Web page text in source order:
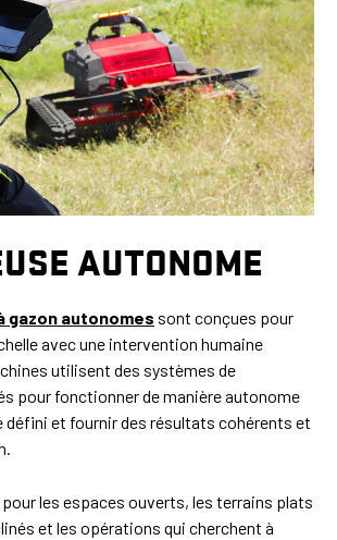
AUTONOME
gazon autonomes sont conçues pour
avec une intervention humaine
utilisent des systèmes de
pour fonctionner de manière autonome
défini et fournir des résultats cohérents et
les espaces ouverts, les terrains plats
et les opérations qui cherchent à